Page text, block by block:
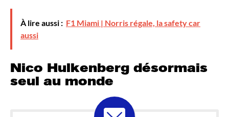
À lire aussi : F1 Miami | Norris régale, la safety car
aussi
Nico Hulkenberg désormais
seul au monde